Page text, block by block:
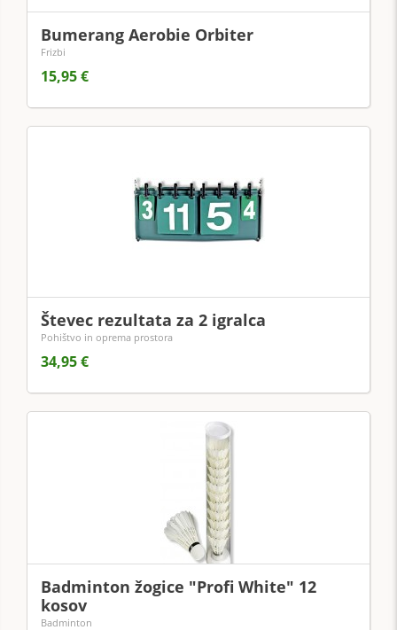
Bumerang Aerobie Orbiter
Frizbi
15,95 €
Števec rezultata za 2 igralca
Pohištvo in oprema prostora
34,95 €
Badminton žogice "Profi White" 12
kosov
Badminton